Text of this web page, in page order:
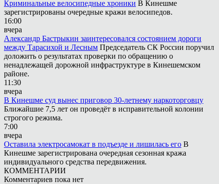
Криминальные велосипедные хроники В Кинешме
зарегистрированы очередные кражи велосипедов.
16:00
вчера
Александр Бастрыкин заинтересовался состоянием дороги
между Тарасихой и Лесным Председатель СК России поручил
доложить о результатах проверки по обращению о
ненадлежащей дорожной инфраструктуре в Кинешемском
районе.
11:30
вчера
В Кинешме суд вынес приговор 30-летнему наркоторговцу
Ближайшие 7,5 лет он проведёт в исправительной колонии
строгого режима.
7:00
вчера
Оставила электросамокат в подъезде и лишилась его В
Кинешме зарегистрирована очередная сезонная кража
индивидуального средства передвижения.
КОММЕНТАРИИ
Комментариев пока нет